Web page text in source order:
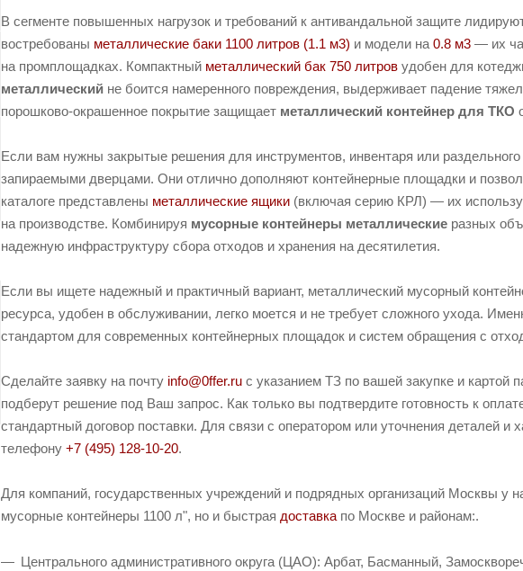
В сегменте повышенных нагрузок и требований к антивандальной защите
востребованы металлические баки 1100 литров (1.1 м3) и модели на0.8 м3 — их
на промплощадках. Компактный металлический бак 750 литров удобен для
металлический не боится намеренного повреждения, выдерживает падение
порошково-окрашенное покрытие защищает металлический контейнер для ТКО
Если вам нужны закрытые решения для инструментов, инвентаря или
запираемыми дверцами. Они отлично дополняют контейнерные площадки и
каталоге представлены металлические ящики (включая серию КРЛ) — их
на производстве. Комбинируя мусорные контейнеры металлические разных
надежную инфраструктуру сбора отходов и хранения на десятилетия.
Если вы ищете надежный и практичный вариант, металлический мусорный
ресурса, удобен в обслуживании, легко моется и не требует сложного ухода.
стандартом для современных контейнерных площадок и систем обращения с
Сделайте заявку на почту info@0ffer.ru с указанием ТЗ по вашей закупке и
подберут решение под Ваш запрос. Как только вы подтвердите готовность к
стандартный договор поставки. Для связи с оператором или уточнения деталей
телефону +7 (495) 128-10-20.
Для компаний, государственных учреждений и подрядных организаций Москвы у
мусорные контейнеры 1100 л", но и быстрая доставка по Москве и районам:.
Центрального административного округа (ЦАО): Арбат, Басманный,